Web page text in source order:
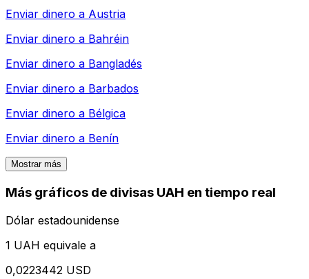
Enviar dinero a Austria
Enviar dinero a Bahréin
Enviar dinero a Bangladés
Enviar dinero a Barbados
Enviar dinero a Bélgica
Enviar dinero a Benín
Mostrar más
Más gráficos de divisas UAH en tiempo real
Dólar estadounidense
1 UAH equivale a
0,0223442 USD